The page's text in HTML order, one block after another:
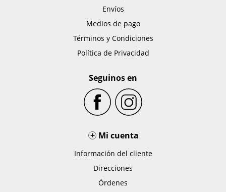
Envíos
Medios de pago
Términos y Condiciones
Política de Privacidad
Seguinos en
+ Mi cuenta
Información del cliente
Direcciones
Órdenes